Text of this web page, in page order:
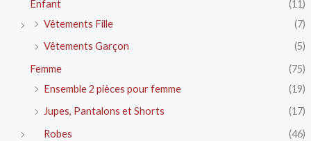
Enfant
(11)
Vêtements Fille
(7)
Vêtements Garçon
(5)
Femme
(75)
Ensemble 2 pièces pour femme
(19)
Jupes, Pantalons et Shorts
(17)
Robes
(46)